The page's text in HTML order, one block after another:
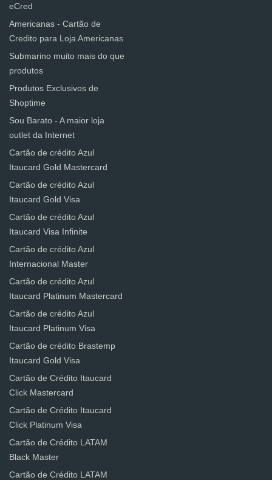
eCred
Americanas - Cartão de
Credito para Loja Americanas
Submarino muito mais do que
produtos
Produtos Exclusivos de
Shoptime
Sou Barato - A maior loja
outlet da Internet
Cartão de crédito Azul
Itaucard Gold Mastercard
Cartão de crédito Azul
Itaucard Gold Visa
Cartão de crédito Azul
Itaucard Visa Infinite
Cartão de crédito Azul
Internacional Master
Cartão de crédito Azul
Itaucard Platinum Mastercard
Cartão de crédito Azul
Itaucard Platinum Visa
Cartão de crédito Brastemp
Itaucard Gold Visa
Cartão de Crédito Itaucard
Click Mastercard
Cartão de Crédito Itaucard
Click Platinum Visa
Cartão de Crédito LATAM
Black Master
Cartão de Crédito LATAM